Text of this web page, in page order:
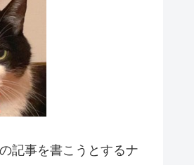
記事を書こうとするナ